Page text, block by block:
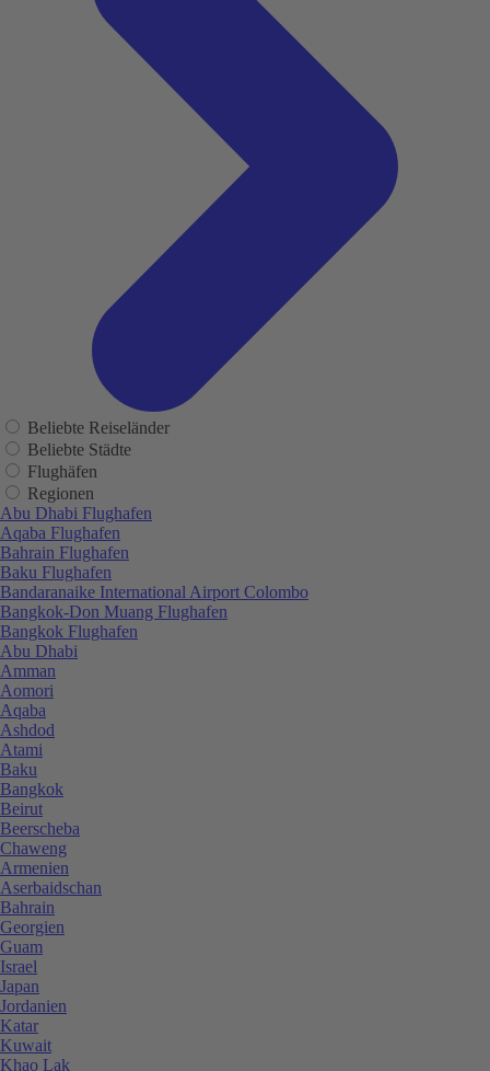
Beliebte Reiseländer
Beliebte Städte
Flughäfen
Regionen
Abu Dhabi Flughafen
Aqaba Flughafen
Bahrain Flughafen
Baku Flughafen
Bandaranaike International Airport Colombo
Bangkok-Don Muang Flughafen
Bangkok Flughafen
Abu Dhabi
Amman
Aomori
Aqaba
Ashdod
Atami
Baku
Bangkok
Beirut
Beerscheba
Chaweng
Armenien
Aserbaidschan
Bahrain
Georgien
Guam
Israel
Japan
Jordanien
Katar
Kuwait
Khao Lak